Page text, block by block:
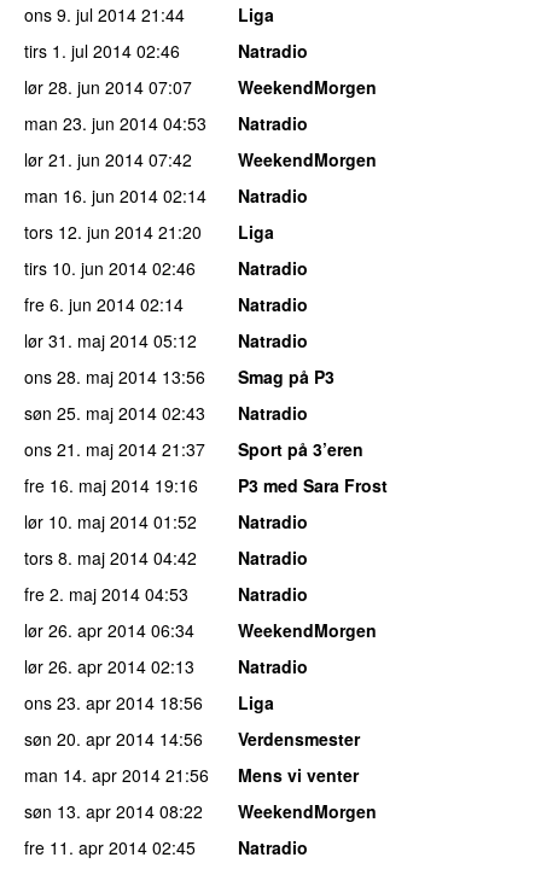
ons 9. jul 2014 21:44
Liga
tirs 1. jul 2014 02:46
Natradio
lør 28. jun 2014 07:07
WeekendMorgen
man 23. jun 2014 04:53
Natradio
lør 21. jun 2014 07:42
WeekendMorgen
man 16. jun 2014 02:14
Natradio
tors 12. jun 2014 21:20
Liga
tirs 10. jun 2014 02:46
Natradio
fre 6. jun 2014 02:14
Natradio
lør 31. maj 2014 05:12
Natradio
ons 28. maj 2014 13:56
Smag på P3
søn 25. maj 2014 02:43
Natradio
ons 21. maj 2014 21:37
Sport på 3’eren
fre 16. maj 2014 19:16
P3 med Sara Frost
lør 10. maj 2014 01:52
Natradio
tors 8. maj 2014 04:42
Natradio
fre 2. maj 2014 04:53
Natradio
lør 26. apr 2014 06:34
WeekendMorgen
lør 26. apr 2014 02:13
Natradio
ons 23. apr 2014 18:56
Liga
søn 20. apr 2014 14:56
Verdensmester
man 14. apr 2014 21:56
Mens vi venter
søn 13. apr 2014 08:22
WeekendMorgen
fre 11. apr 2014 02:45
Natradio